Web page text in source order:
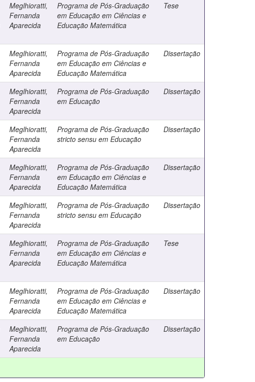
Meglhioratti,
Fernanda
Aparecida
Programa de Pós-Graduação
em Educação em Ciências e
Educação Matemática
Tese
Meglhioratti,
Fernanda
Aparecida
Programa de Pós-Graduação
em Educação em Ciências e
Educação Matemática
Dissertação
Meglhioratti,
Fernanda
Aparecida
Programa de Pós-Graduação
em Educação
Dissertação
Meglhioratti,
Fernanda
Aparecida
Programa de Pós-Graduação
stricto sensu em Educação
Dissertação
Meglhioratti,
Fernanda
Aparecida
Programa de Pós-Graduação
em Educação em Ciências e
Educação Matemática
Dissertação
Meglhioratti,
Fernanda
Aparecida
Programa de Pós-Graduação
stricto sensu em Educação
Dissertação
Meglhioratti,
Fernanda
Aparecida
Programa de Pós-Graduação
em Educação em Ciências e
Educação Matemática
Tese
Meglhioratti,
Fernanda
Aparecida
Programa de Pós-Graduação
em Educação em Ciências e
Educação Matemática
Dissertação
Meglhioratti,
Fernanda
Aparecida
Programa de Pós-Graduação
em Educação
Dissertação